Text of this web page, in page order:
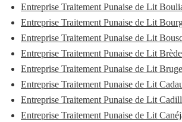
Entreprise Traitement Punaise de Lit
Entreprise Traitement Punaise de Lit
Entreprise Traitement Punaise de Lit
Entreprise Traitement Punaise de Lit
Entreprise Traitement Punaise de Lit
Entreprise Traitement Punaise de Lit
Entreprise Traitement Punaise de Lit
Entreprise Traitement Punaise de Lit